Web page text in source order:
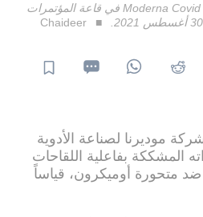
ممرضة تعد جرعة من لقاح Moderna Covid 19 في قاعة المؤتمرات
Chaideer
موديرنا لصناعة الأدوية
المشككة بفاعلية اللقاحات
متحورة أوميكرون، قياساً